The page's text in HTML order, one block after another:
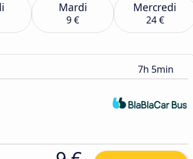
Mardi
9 €
Mercredi
24 €
7h 5min